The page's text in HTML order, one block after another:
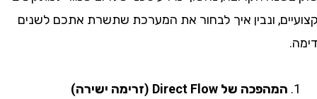
ונבין איך לבחור את המערכת שתשרת אתכם לשנים
המהפכה של Direct Flow (זרימה ישירה)